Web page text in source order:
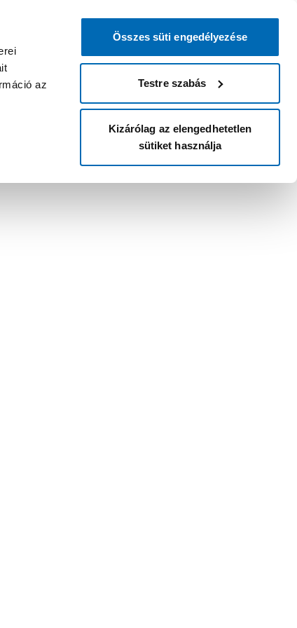
az
Összes süti engedélyezése
Testre szabás
Kizárólag az elengedhetetlen
sütiket használja